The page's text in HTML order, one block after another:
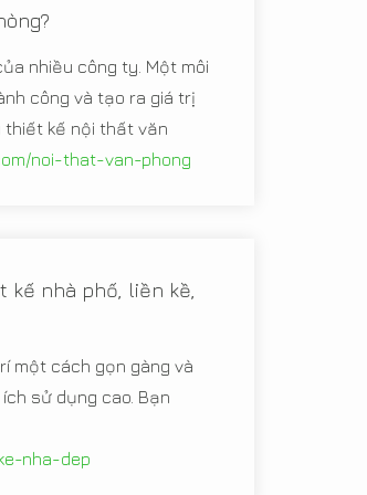
nhiều công ty. Một môi
công và tạo ra giá trị
thiết kế nội thất văn
noi-that-van-phong
nhà phố, liền kề,
một cách gọn gàng và
sử dụng cao. Bạn
nha-dep